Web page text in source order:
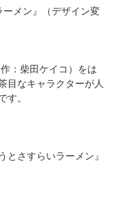
メン』（デザイン変
：柴田ケイコ）をは
目なキャラクターが人
す。
さすらいラーメン』